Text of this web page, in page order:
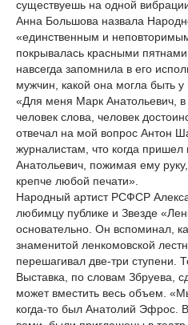
существуешь на одной
Анна Большова назвала
«единственным и
покрывалась красными
навсегда запомнила в его
мужчин, какой она могла быть
«Для меня Марк Анатольевич,
человек слова, человек
отвечал на мой вопрос Антон
журналистам, что когда
Анатольевич, пожимая ему
крепче любой печати».
Народный артист РСФСР
любимцу публике и Звезде
основательно. Он вспоминал,
знаменитой ленкомовской
перешагивал две-три ступени.
Выставка, по словам Збруева,
может вместить весь объем.
когда-то был Анатолий Эфрос.